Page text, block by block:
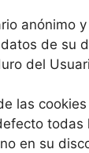
anónimo
de su
del
las
en su